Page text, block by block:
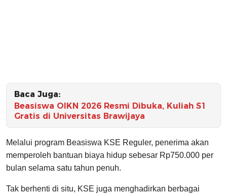
Baca Juga:
Beasiswa OIKN 2026 Resmi Dibuka, Kuliah S1
Gratis di Universitas Brawijaya
Melalui program Beasiswa KSE Reguler, penerima akan
memperoleh bantuan biaya hidup sebesar Rp750.000 per
bulan selama satu tahun penuh.
Tak berhenti di situ, KSE juga menghadirkan berbagai